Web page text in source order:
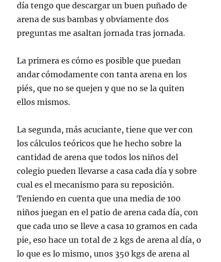
día tengo que descargar un buen puñado de
arena de sus bambas y obviamente dos
preguntas me asaltan jornada tras jornada.
La primera es cómo es posible que puedan
andar cómodamente con tanta arena en los
piés, que no se quejen y que no se la quiten
ellos mismos.
La segunda, más acuciante, tiene que ver con
los cálculos teóricos que he hecho sobre la
cantidad de arena que todos los niños del
colegio pueden llevarse a casa cada día y sobre
cual es el mecanismo para su reposición.
Teniendo en cuenta que una media de 100
niños juegan en el patio de arena cada día, con
que cada uno se lleve a casa 10 gramos en cada
pie, eso hace un total de 2 kgs de arena al día, o
lo que es lo mismo, unos 350 kgs de arena al